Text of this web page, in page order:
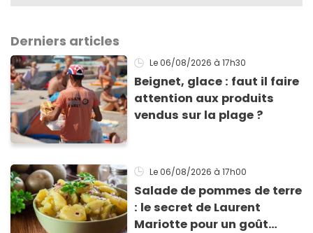
Derniers articles
Le 06/08/2026 à 17h30
Beignet, glace : faut il faire
attention aux produits
vendus sur la plage ?
Le 06/08/2026 à 17h00
Salade de pommes de terre
: le secret de Laurent
Mariotte pour un goût